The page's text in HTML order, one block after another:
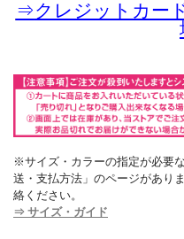
⇒クレジットカー
※サイズ・カラーの指定が必要
送・支払方法」のページがあり
絡ください。
⇒ サイズ・ガイド